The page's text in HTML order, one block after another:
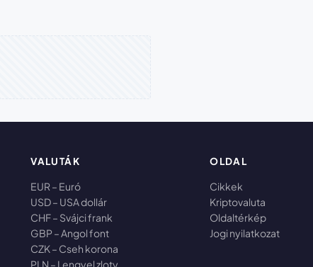
VALUTÁK
EUR – Euró
USD – USA dollár
CHF – Svájci frank
GBP – Angol font
CZK – Cseh korona
PLN – Lengyel zloty
OLDAL
Cikkek
Kriptovaluta
Oldaltérkép
Jogi nyilatkozat